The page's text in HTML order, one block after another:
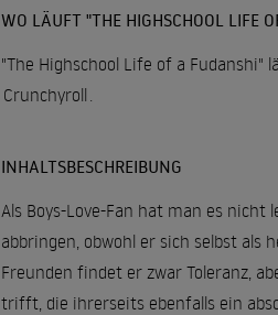
WO LÄUFT "THE HIGHSCHOOL LIFE
"The Highschool Life of a
Crunchyroll
INHALTSBESCHREIBUNG
Als Boys-Love-Fan hat man es nicht
abbringen, obwohl er sich selbst als
Freunden findet er zwar Toleranz,
trifft, die ihrerseits ebenfalls ein